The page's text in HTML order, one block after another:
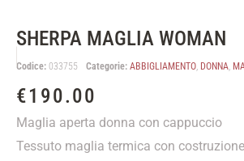
SHERPA MAGLIA WOMAN
Codice:033755 Categorie: ABBIGLIAMENTO, DONNA,
€190.00
Maglia aperta donna con cappuccio
Tessuto maglia termica con